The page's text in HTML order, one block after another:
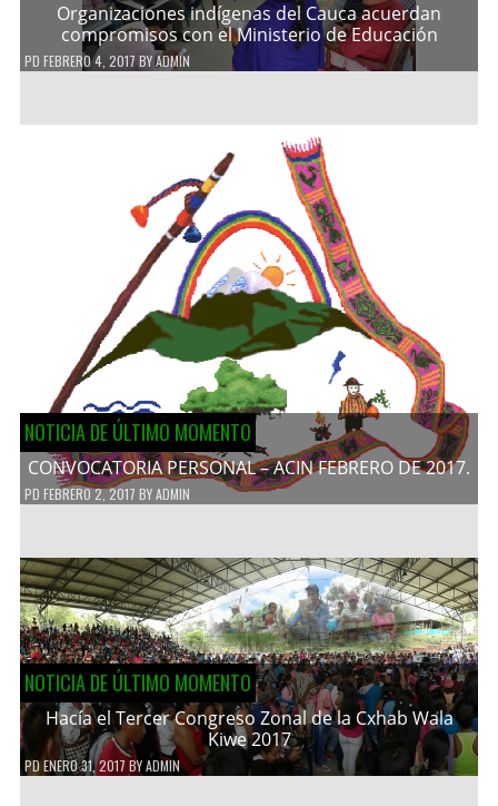
Organizaciones indígenas del Cauca acuerdan
compromisos con el Ministerio de Educación
PD FEBRERO 4, 2017 BYADMIN
NOTICIA DE ÚLTIMO MOMENTO
CONVOCATORIA PERSONAL – ACIN FEBRERO DE 2017.
PD FEBRERO 2, 2017 BYADMIN
NOTICIA DE ÚLTIMO MOMENTO
Hacía el Tercer Congreso Zonal de la Cxhab Wala
Kiwe 2017
PDENERO 31, 2017 BYADMIN